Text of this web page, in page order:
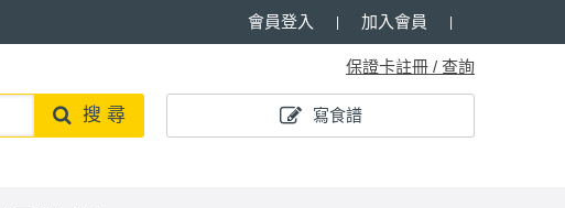
會員登入 加入會員
保證卡註冊 / 查詢
寫食譜
搜 尋